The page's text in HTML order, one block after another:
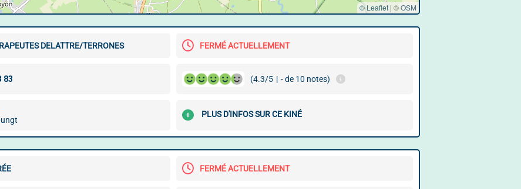
© Leaflet | ©OSM
DELATTRE/TERRONES FERMÉ ACTUELLEMENT
(4.3/5 | - de 10 notes)
PLUS D'INFOS SUR CE KINÉ
FERMÉ ACTUELLEMENT